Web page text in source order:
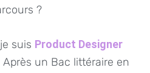
?
suis Product Designer
un Bac littéraire en